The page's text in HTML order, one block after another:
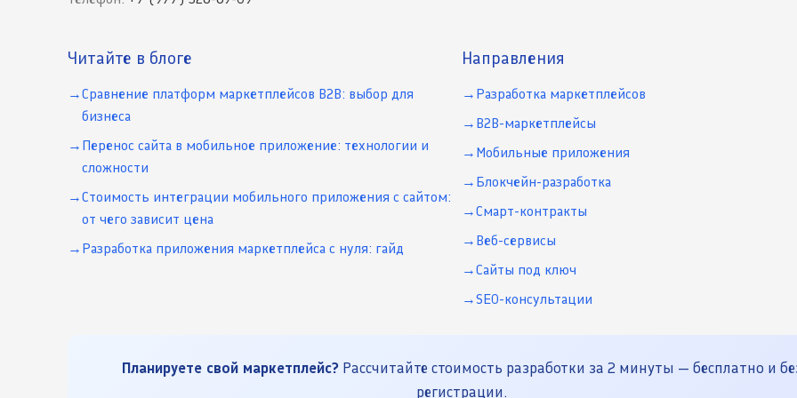
Читайте в блоге
Сравнение платформ маркетплейсов B2B: выбор для
бизнеса
Перенос сайта в мобильное приложение: технологии и
сложности
Стоимость интеграции мобильного приложения с сайтом:
от чего зависит цена
Разработка приложения маркетплейса с нуля: гайд
Направления
Разработка маркетплейсов
B2B-маркетплейсы
Мобильные приложения
Блокчейн-разработка
Смарт-контракты
Веб-сервисы
Сайты под ключ
SEO-консультации
Планируете свой маркетплейс?Рассчитайте стоимость разработки за 2 минуты — бесплатно и
регистрации.